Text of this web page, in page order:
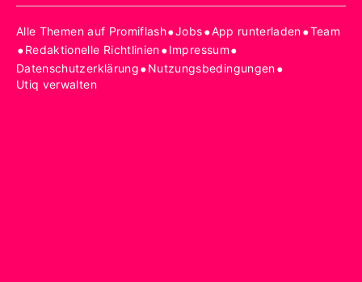
Alle Themen auf Promiflash•Jobs•App runterladen•Team
•Redaktionelle Richtlinien•Impressum•
Datenschutzerklärung•Nutzungsbedingungen•
Utiq verwalten